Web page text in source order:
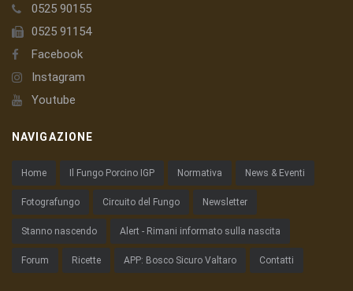
0525 90155
0525 91154
Facebook
Instagram
Youtube
NAVIGAZIONE
Home Il Fungo Porcino IGP Normativa News & Eventi
Fotografungo Circuito del Fungo Newsletter
Stanno nascendo Alert - Rimani informato sulla nascita
Forum Ricette APP: Bosco Sicuro Valtaro Contatti